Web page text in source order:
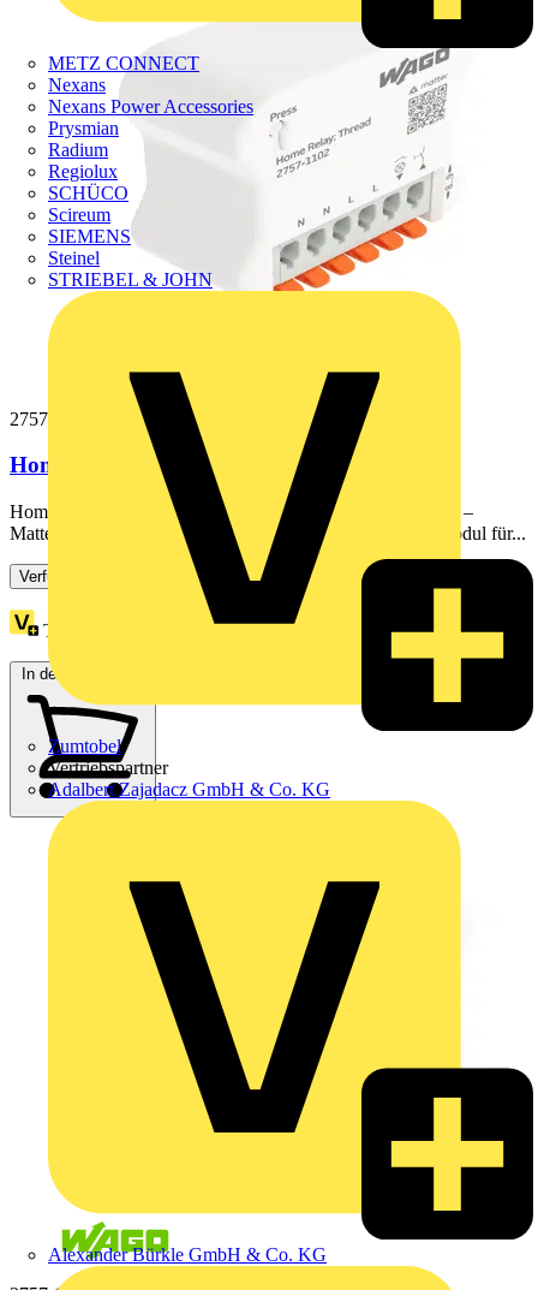
METZ CONNECT
Nexans
Nexans Power Accessories
Prysmian
Radium
Regiolux
SCHÜCO
Scireum
SIEMENS
Steinel
STRIEBEL & JOHN
Zumtobel
Vertriebspartner
Adalbert Zajadacz GmbH & Co. KG
Alexander Bürkle GmbH & Co. KG
2757-1102
Home Relay,1DI/1DO,16 A,weiß
Home Relay; 1DI/1DO; 16 A; ThreadWAGO Home Relay –
Matter® over Thread® (16 A) | Smartes Unterputz-Funkmodul für...
Verfügbar: 3 Händler
Treuepunkte:
In den Warenkorb